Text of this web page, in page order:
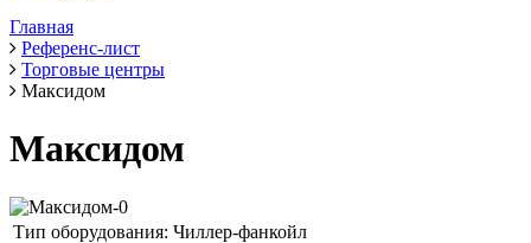
Главная
Референс-лист
Торговые центры
Максидом
Максидом
Тип оборудования: Чиллер-фанкойл